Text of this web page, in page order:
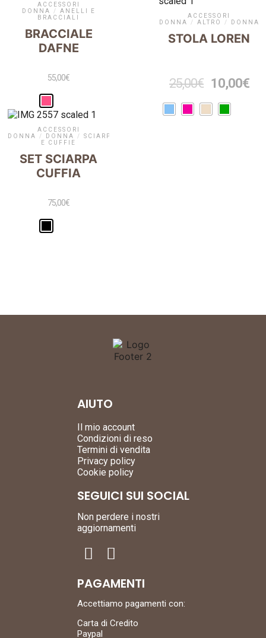
ACCESSORI
DONNA
/
ANELLI E
BRACCIALI
BRACCIALE
DAFNE
55,00€
ACCESSORI
DONNA
/ ALTRO / DONNA
STOLA LOREN
25,00€ 10,00€
ACCESSORI
DONNA
/ DONNA /
SCIARPE
E CUFFIE
SET SCIARPA
CUFFIA
75,00€
SEGUICI SUI SOCIAL
Non perdere i nostri
aggiornamenti
PAGAMENTI
Accettiamo pagamenti con:
Carta di Credito
Paypal
AIUTO
Il mio account
Condizioni di reso
Termini di vendita
Privacy policy
Cookie policy